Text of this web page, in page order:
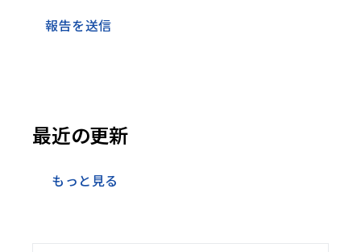
報告を送信
最近の更新
もっと見る